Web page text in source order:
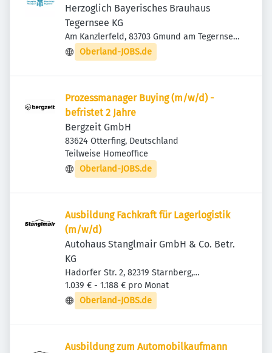
Herzoglich Bayerisches Brauhaus
Tegernsee KG
Am Kanzlerfeld, 83703 Gmund am Tegernsee,
Deutschland
Oberland-JOBS.de
Prozessmanager Buying (m/w/d) -
befristet 2 Jahre
Bergzeit GmbH
83624 Otterfing, Deutschland
Teilweise Homeoffice
Oberland-JOBS.de
Ausbildung Fachkraft für Lagerlogistik
(m/w/d)
Autohaus Stanglmair GmbH & Co. Betr.
KG
Hadorfer Str. 2, 82319 Starnberg,
Deutschland
1.039 € - 1.188 € pro Monat
Oberland-JOBS.de
Ausbildung zum Automobilkaufmann